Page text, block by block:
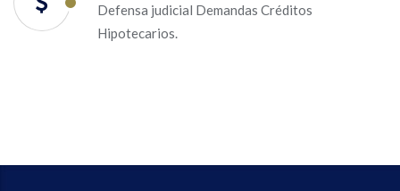
Defensa judicial Demandas Créditos
Hipotecarios.